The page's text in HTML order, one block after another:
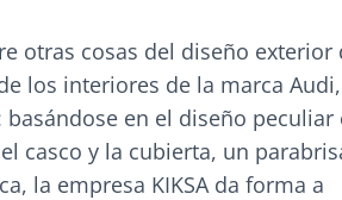
otras cosas del diseño exterior
los interiores de la marca
en el diseño
casco y la cubierta, un
la empresa KIKSA da forma a